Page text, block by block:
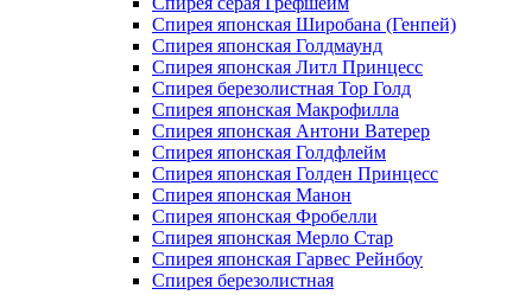
Спирея японская Широбана (Генпей)
Спирея японская Голдмаунд
Спирея японская Литл Принцесс
Спирея березолистная Тор Голд
Спирея японская Макрофилла
Спирея японская Антони Ватерер
Спирея японская Голдфлейм
Спирея японская Голден Принцесс
Спирея японская Манон
Спирея японская Фробелли
Спирея японская Мерло Стар
Спирея японская Гарвес Рейнбоу
Спирея березолистная